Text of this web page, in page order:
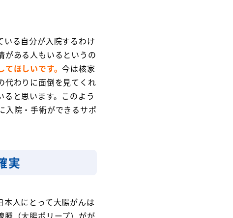
いる自分が入院するわけ
がある人もいるというの
てほしいです。今は核家
代わりに面倒を見てくれ
ると思います。このよう
入院・手術ができるサポ
実
人にとって大腸がんは
腫（大腸ポリープ）がが